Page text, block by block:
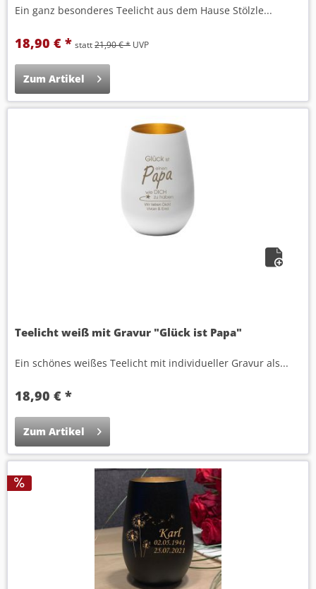
Ein ganz besonderes Teelicht aus dem Hause Stölzle...
18,90 € * statt21,90 € *UVP
Zum Artikel
Teelicht weiß mit Gravur "Glück ist Papa"
Ein schönes weißes Teelicht mit individueller Gravur als...
18,90 € *
Zum Artikel